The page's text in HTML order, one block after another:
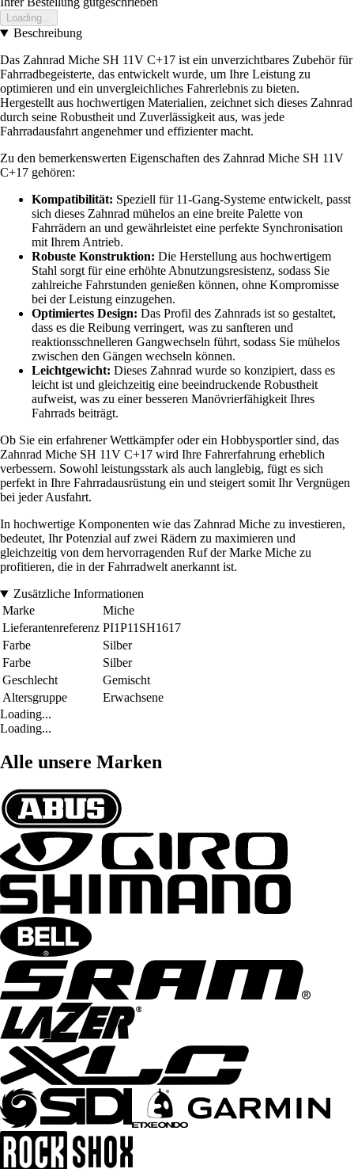
Loading...
Beschreibung
Das Zahnrad Miche SH 11V C+17 ist ein unverzichtbares Zubehör für
Fahrradbegeisterte, das entwickelt wurde, um Ihre Leistung zu
optimieren und ein unvergleichliches Fahrerlebnis zu bieten.
Hergestellt aus hochwertigen Materialien, zeichnet sich dieses Zahnrad
durch seine Robustheit und Zuverlässigkeit aus, was jede
Fahrradausfahrt angenehmer und effizienter macht.
Zu den bemerkenswerten Eigenschaften des Zahnrad Miche SH 11V
C+17 gehören:
Kompatibilität: Speziell für 11-Gang-Systeme entwickelt, passt
sich dieses Zahnrad mühelos an eine breite Palette von
Fahrrädern an und gewährleistet eine perfekte Synchronisation
mit Ihrem Antrieb.
Robuste Konstruktion: Die Herstellung aus hochwertigem
Stahl sorgt für eine erhöhte Abnutzungsresistenz, sodass Sie
zahlreiche Fahrstunden genießen können, ohne Kompromisse
bei der Leistung einzugehen.
Optimiertes Design: Das Profil des Zahnrads ist so gestaltet,
dass es die Reibung verringert, was zu sanfteren und
reaktionsschnelleren Gangwechseln führt, sodass Sie mühelos
zwischen den Gängen wechseln können.
Leichtgewicht: Dieses Zahnrad wurde so konzipiert, dass es
leicht ist und gleichzeitig eine beeindruckende Robustheit
aufweist, was zu einer besseren Manövrierfähigkeit Ihres
Fahrrads beiträgt.
Ob Sie ein erfahrener Wettkämpfer oder ein Hobbysportler sind, das
Zahnrad Miche SH 11V C+17 wird Ihre Fahrerfahrung erheblich
verbessern. Sowohl leistungsstark als auch langlebig, fügt es sich
perfekt in Ihre Fahrradausrüstung ein und steigert somit Ihr Vergnügen
bei jeder Ausfahrt.
In hochwertige Komponenten wie das Zahnrad Miche zu investieren,
bedeutet, Ihr Potenzial auf zwei Rädern zu maximieren und
gleichzeitig von dem hervorragenden Ruf der Marke Miche zu
profitieren, die in der Fahrradwelt anerkannt ist.
Zusätzliche Informationen
Marke
Miche
Lieferantenreferenz PI1P11SH1617
Farbe
Silber
Farbe
Silber
Geschlecht
Gemischt
Altersgruppe
Erwachsene
Loading...
Loading...
Alle unsere Marken